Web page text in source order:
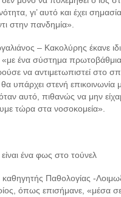
γι’ αυτό και έχει
στην πανδημία».
– Κακολύρης έκανε
«με ένα σύστημα
να αντιμετωπιστεί στο
υπάρχει στενή επικοινωνία
αυτό, πιθανώς να μην
τώρα στα νοσοκομεία».
ένα φως στο τούνελ
καθηγητής Παθολογίας -
όπως επισήμανε, «μέσα